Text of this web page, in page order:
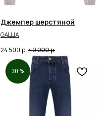
Джемпер шерстяной
GALLIA
24 500 р. 49 000р.
30 %